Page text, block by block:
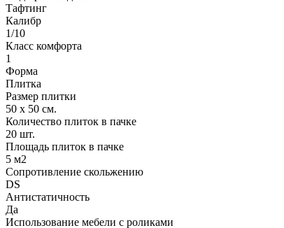
Тафтинг
Калибр
1/10
Класс комфорта
1
Форма
Плитка
Размер плитки
50 х 50 см.
Количество плиток в пачке
20 шт.
Площадь плиток в пачке
5 м2
Сопротивление скольжению
DS
Антистатичность
Да
Использование мебели с роликами